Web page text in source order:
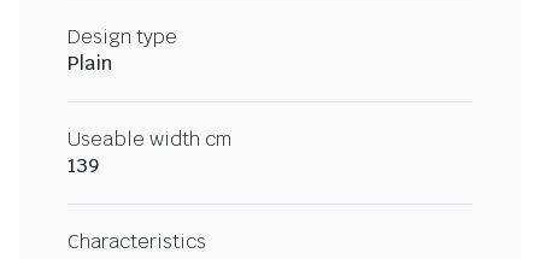
Design type
Plain
Useable width cm
139
Characteristics